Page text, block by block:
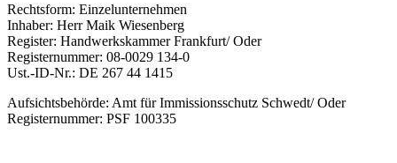
Rechtsform: Einzelunternehmen
Inhaber: Herr Maik Wiesenberg
Register: Handwerkskammer Frankfurt/ Oder
Registernummer: 08-0029 134-0
Ust.-ID-Nr.: DE 267 44 1415
Aufsichtsbehörde: Amt für Immissionsschutz Schwedt/ Oder
Registernummer: PSF 100335